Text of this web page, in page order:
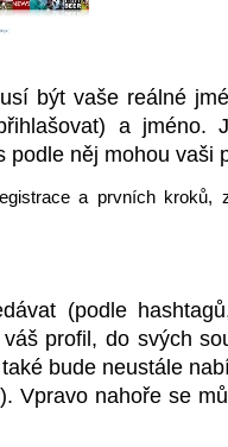
být vaše reálné
a jméno.
podle něj mohou vaši
a prvních kroků,
(podle
profil, do svých
bude neustále
Vpravo nahoře se